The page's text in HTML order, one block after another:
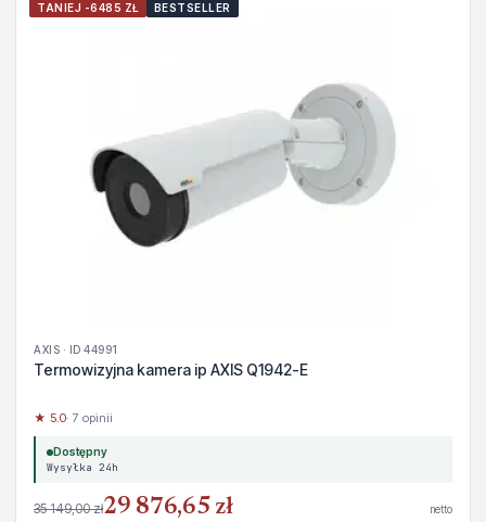
TANIEJ -6485 ZŁ BESTSELLER
AXIS · ID 44991
Termowizyjna kamera ip AXIS Q1942-E
★ 5.0· 7 opinii
Dostępny
Wysyłka 24h
35 149,00 zł29 876,65 zł netto